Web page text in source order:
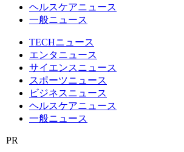
ヘルスケアニュース
一般ニュース
TECHニュース
エンタニュース
サイエンスニュース
スポーツニュース
ビジネスニュース
ヘルスケアニュース
一般ニュース
PR